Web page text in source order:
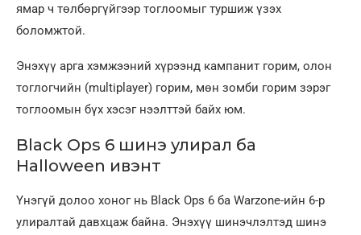
ямар ч төлбөргүйгээр тоглоомыг туршиж үзэх
боломжтой.
Энэхүү арга хэмжээний хүрээнд кампанит горим, олон
тоглогчийн (multiplayer) горим, мөн зомби горим зэрэг
тоглоомын бүх хэсэг нээлттэй байх юм.
Black Ops 6 шинэ улирал ба
Halloween ивэнт
Үнэгүй долоо хоног нь Black Ops 6 ба Warzone-ийн 6-р
улиралтай давхцаж байна. Энэхүү шинэчлэлтэд шинэ